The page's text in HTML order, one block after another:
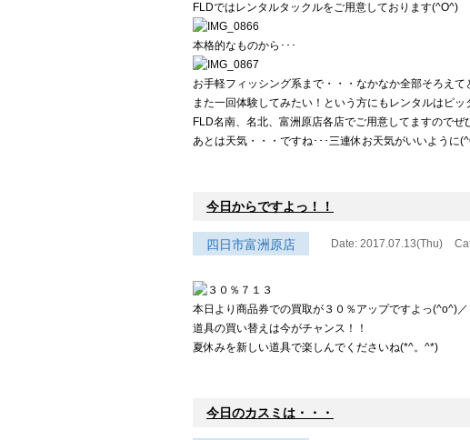
FLDではレンタルタックルをご用意しております(^O^)
本格的なものから･･･
お手軽フィッシング系まで・・・なかなか全部そろえ
また一回体験してみたい！という方にもレンタルはピッ
FLD名南、名北、富洲原店各店でご用意してますのでぜ
あとは天気・・・ですね･･･三連休お天気がいいように
今日からですよっ！！
四日市富洲原店 Date: 2017.07.13(Thu)
本日より商品券での買取が３０％アップですよっ(^o^)／
道具の買い替えは今がチャンス！！
夏休みを新しい道具で楽しんでくださいね(*^。^*)
今日のカスミは・・・